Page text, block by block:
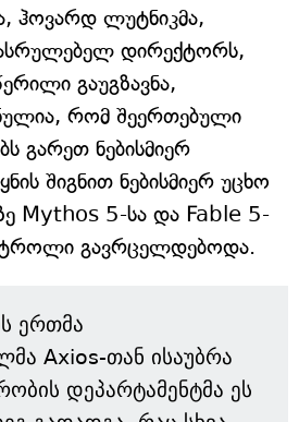
ჰოვარდ ლუტნიკმა,
დირექტორს,
გაუგზავნა,
რომ შეერთებული
გარეთ ნებისმიერ
შიგნით ნებისმიერ უცხო
Mythos 5-სა და Fable 5-
გავრცელდებოდა.
ერთმა
Axios-თან ისაუბრა
დეპარტამენტმა ეს